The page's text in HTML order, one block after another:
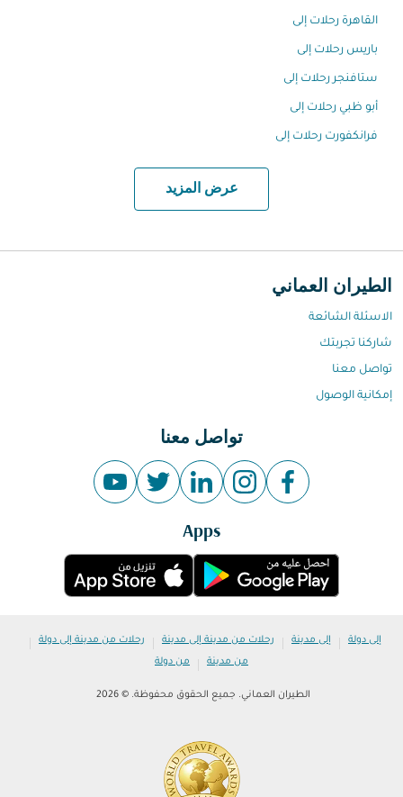
القاهرة رحلات إلى
باريس رحلات إلى
ستافنجر رحلات إلى
أبو ظبي رحلات إلى
فرانكفورت رحلات إلى
عرض المزيد
الطيران العماني
الاسئلة الشائعة
شاركنا تجربتك
تواصل معنا
إمكانية الوصول
تواصل معنا
Apps
إلى دولة | إلى مدينة | رحلات من مدينة إلى مدينة | رحلات من مدينة إلى دولة |
من مدينة | من دولة
الطيران العماني. جميع الحقوق محفوظة. © 2026